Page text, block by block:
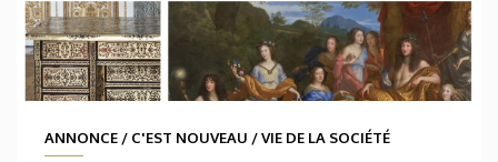
ANNONCE / C'EST NOUVEAU /VIE DE LA SOCIÉTÉ